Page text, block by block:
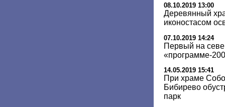
08.10.2019 13:00
Деревянный
иконостасом
07.10.2019 14:24
Первый на
«программе-
14.05.2019 15:41
При храме
Бибирево
парк